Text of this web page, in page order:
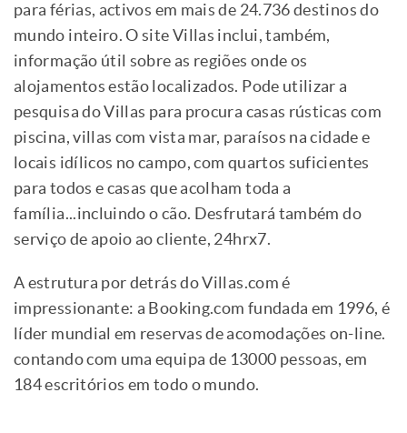
para férias, activos em mais de 24.736 destinos do
mundo inteiro. O site Villas inclui, também,
informação útil sobre as regiões onde os
alojamentos estão localizados. Pode utilizar a
pesquisa do Villas para procura casas rústicas com
piscina, villas com vista mar, paraísos na cidade e
locais idílicos no campo, com quartos suficientes
para todos e casas que acolham toda a
família...incluindo o cão. Desfrutará também do
serviço de apoio ao cliente, 24hrx7.
A estrutura por detrás do Villas.com é
impressionante: a Booking.com fundada em 1996, é
líder mundial em reservas de acomodações on-line.
contando com uma equipa de 13000 pessoas, em
184 escritórios em todo o mundo.